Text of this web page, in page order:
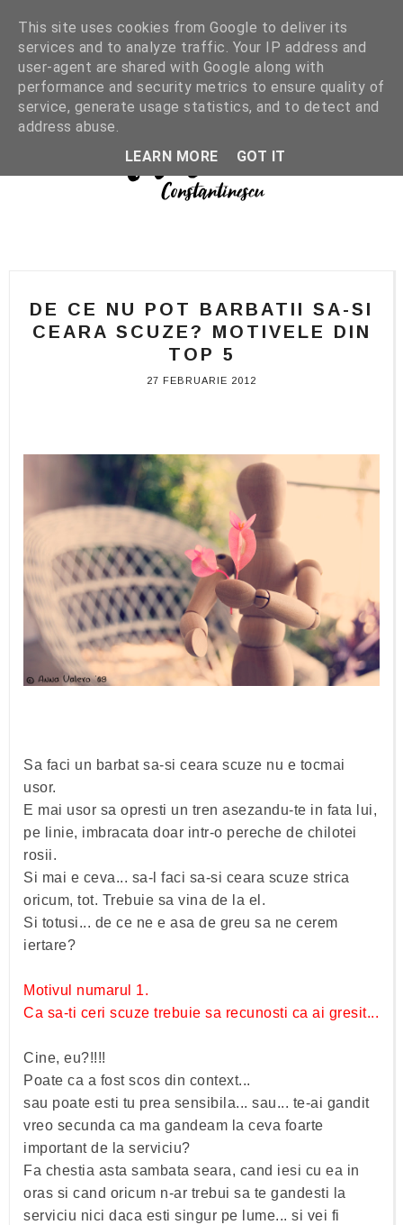
DE CE NU POT BARBATII SA-SI
CEARA SCUZE? MOTIVELE DIN
TOP 5
27 FEBRUARIE 2012
Sa faci un barbat sa-si ceara scuze nu e tocmai
usor.
E mai usor sa opresti un tren asezandu-te in fata lui,
pe linie, imbracata doar intr-o pereche de chilotei
rosii.
Si mai e ceva... sa-l faci sa-si ceara scuze strica
oricum, tot. Trebuie sa vina de la el.
Si totusi... de ce ne e asa de greu sa ne cerem
iertare?
Motivul numarul 1.
Ca sa-ti ceri scuze trebuie sa recunosti ca ai gresit...
Cine, eu?!!!!
Poate ca a fost scos din context...
sau poate esti tu prea sensibila... sau... te-ai gandit
vreo secunda ca ma gandeam la ceva foarte
important de la serviciu?
Fa chestia asta sambata seara, cand iesi cu ea in
oras si cand oricum n-ar trebui sa te gandesti la
serviciu nici daca esti singur pe lume... si vei fi
This site uses cookies from Google to deliver its
services and to analyze traffic. Your IP address and
user-agent are shared with Google along with
performance and security metrics to ensure quality of
service, generate usage statistics, and to detect and
address abuse.
LEARN MORE
GOT IT